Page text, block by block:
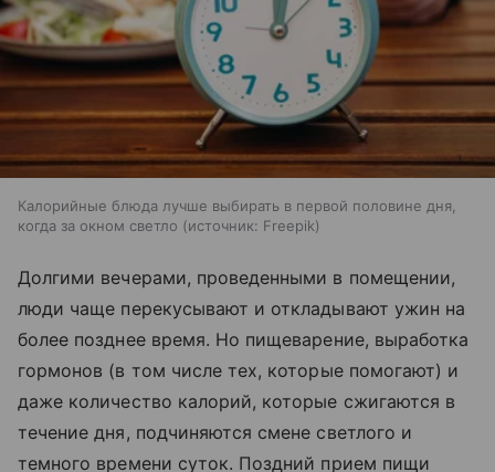
Калорийные блюда лучше выбирать в первой половине дня,
когда за окном светло
источник: Freepik
Долгими вечерами, проведенными в помещении,
люди чаще перекусывают и откладывают ужин на
более позднее время. Но пищеварение, выработка
гормонов (в том числе тех, которые помогают) и
даже количество калорий, которые сжигаются в
течение дня, подчиняются смене светлого и
темного времени суток. Поздний прием пищи